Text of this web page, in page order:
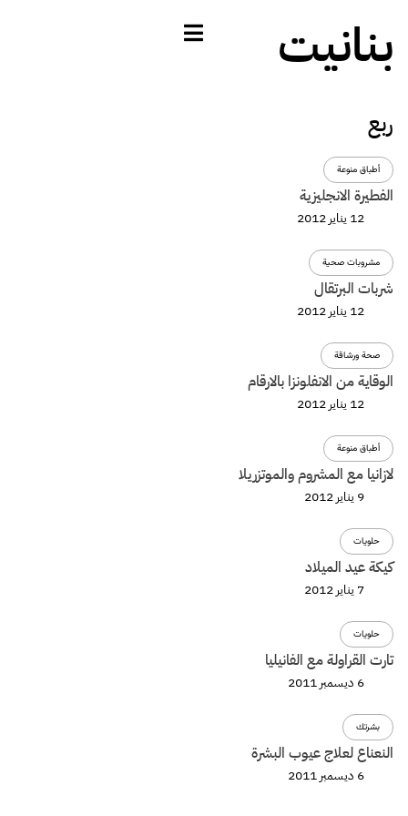
بنانيت
ربع
أطباق منوعة
الفطيرة الانجليزية
12 يناير 2012
مشروبات صحية
شربات البرتقال
12 يناير 2012
صحة ورشاقة
الوقاية من الانفلونزا بالارقام
12 يناير 2012
أطباق منوعة
لازانيا مع المشروم والموتزريلا
9 يناير 2012
حلويات
كيكة عيد الميلاد
7 يناير 2012
حلويات
تارت القراولة مع الفانيليا
6 ديسمبر 2011
بشرتك
النعناع لعلاج عيوب البشرة
6 ديسمبر 2011